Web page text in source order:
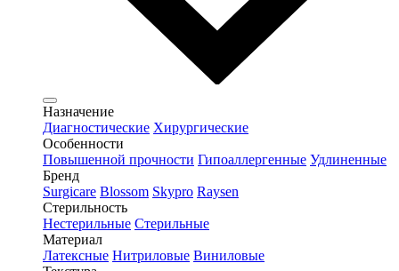
Назначение
Диагностические Хирургические
Особенности
Повышенной прочности Гипоаллергенные Удлиненные
Бренд
Surgicare Blossom Skypro Raysen
Стерильность
Нестерильные Стерильные
Материал
Латексные Нитриловые Виниловые